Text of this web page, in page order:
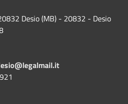
Desio (MB) - 20832 - Desio